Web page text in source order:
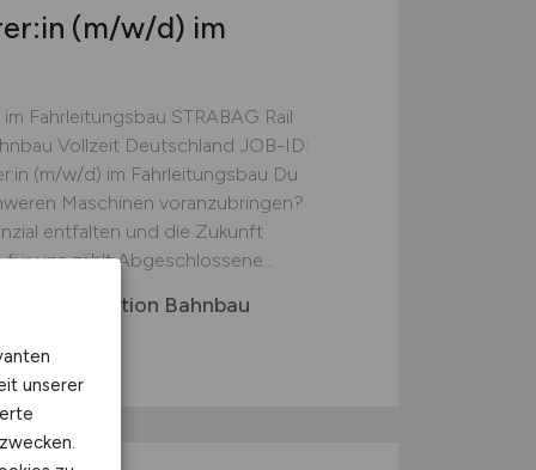
(m/w/d) im
Fahrleitungsbau STRABAG Rail
Vollzeit Deutschland JOB-ID:
(m/w/d) im Fahrleitungsbau Du
Maschinen voranzubringen?
entfalten und die Zukunft
uns zählt Abgeschlossene...
Direktion Bahnbau
unserer